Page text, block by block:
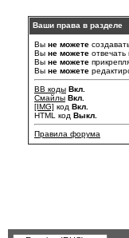
Ваши права в разделе
Вы не можете
Вы не можете отвечать
Вы не можете
Вы не можете
BB коды Вкл.
Смайлы Вкл.
[IMG] код Вкл.
HTML код Выкл.
Правила форума